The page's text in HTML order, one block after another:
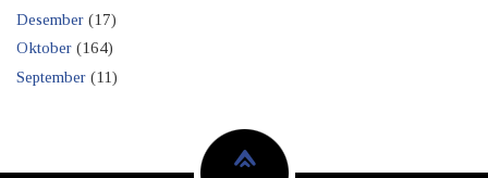
Desember (17)
Oktober (164)
September (11)